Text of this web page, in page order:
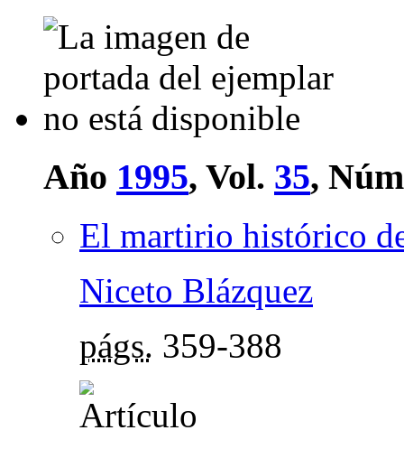
Año 1995, Vol. 35,
El martirio histórico
Niceto Blázquez
págs. 359-388